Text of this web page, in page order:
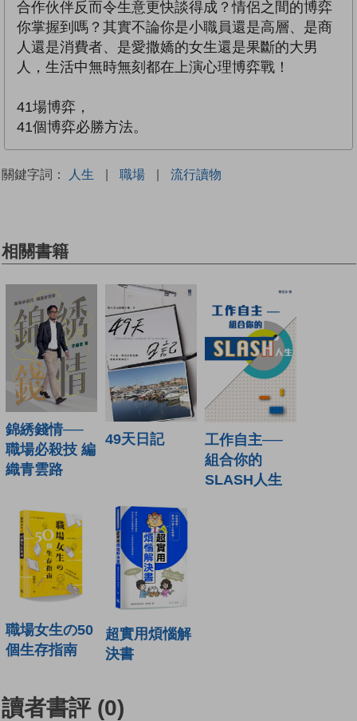
合作伙伴反而令生意更快談得成？情侶之間的博弈
你掌握到嗎？其實不論你是小職員還是高層、是商
人還是消費者、是愛撒嬌的女生還是果斷的大男
人，生活中無時無刻都在上演心理博弈戰！
41場博弈，
41個博弈必勝方法。
關鍵字詞： 人生 | 職場 | 流行讀物
相關書籍
錦綉錢情──
職場必殺技 編
織青雲路
49天日記
工作自主──
組合你的
SLASH人生
職場女生の50
個生存指南
超實用煩惱解
決書
讀者書評 (0)